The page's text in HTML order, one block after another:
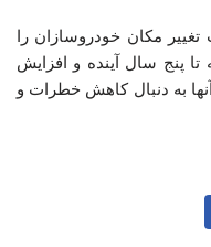
مکان خودروسازان را
پنج سال آینده و افزایش
آنها به دنبال کاهش خطرات و